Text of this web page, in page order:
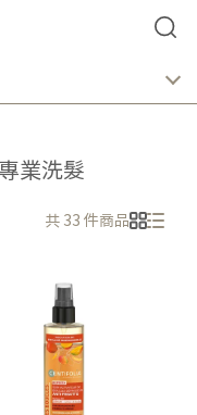
業洗髮
共 33 件商品